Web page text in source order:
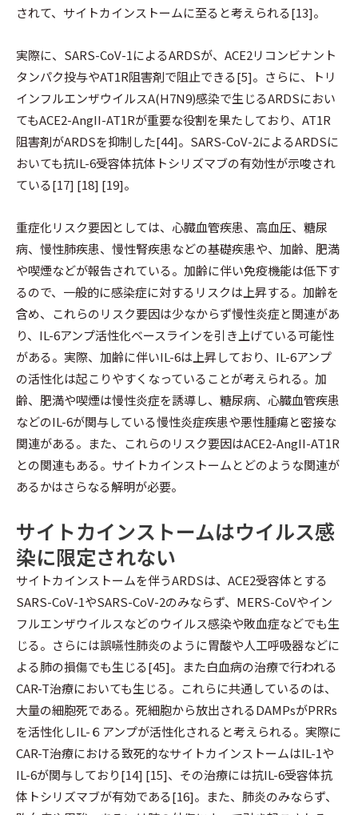
されて、サイトカインストームに至ると考えられる[13]。
実際に、SARS-CoV-1によるARDSが、ACE2リコンビナント
タンパク投与やAT1R阻害剤で阻止できる[5]。さらに、トリ
インフルエンザウイルスA(H7N9)感染で生じるARDSにおい
てもACE2-AngII-AT1Rが重要な役割を果たしており、AT1R
阻害剤がARDSを抑制した[44]。SARS-CoV-2によるARDSに
おいても抗IL-6受容体抗体トシリズマブの有効性が示唆され
ている[17] [18] [19]。
重症化リスク要因としては、心臓血管疾患、高血圧、糖尿
病、慢性肺疾患、慢性腎疾患などの基礎疾患や、加齢、肥満
や喫煙などが報告されている。加齢に伴い免疫機能は低下す
るので、一般的に感染症に対するリスクは上昇する。加齢を
含め、これらのリスク要因は少なからず慢性炎症と関連があ
り、IL-6アンプ活性化ベースラインを引き上げている可能性
がある。実際、加齢に伴いIL-6は上昇しており、IL-6アンプ
の活性化は起こりやすくなっていることが考えられる。加
齢、肥満や喫煙は慢性炎症を誘導し、糖尿病、心臓血管疾患
などのIL-6が関与している慢性炎症疾患や悪性腫瘍と密接な
関連がある。また、これらのリスク要因はACE2-AngII-AT1R
との関連もある。サイトカインストームとどのような関連が
あるかはさらなる解明が必要。
サイトカインストームはウイルス感
染に限定されない
サイトカインストームを伴うARDSは、ACE2受容体とする
SARS-CoV-1やSARS-CoV-2のみならず、MERS-CoVやイン
フルエンザウイルスなどのウイルス感染や敗血症などでも生
じる。さらには誤嚥性肺炎のように胃酸や人工呼吸器などに
よる肺の損傷でも生じる[45]。また白血病の治療で行われる
CAR-T治療においても生じる。これらに共通しているのは、
大量の細胞死である。死細胞から放出されるDAMPsがPRRs
を活性化しIL-６アンプが活性化されると考えられる。実際に
CAR-T治療における致死的なサイトカインストームはIL-1や
IL-6が関与しており[14] [15]、その治療には抗IL-6受容体抗
体トシリズマブが有効である[16]。また、肺炎のみならず、